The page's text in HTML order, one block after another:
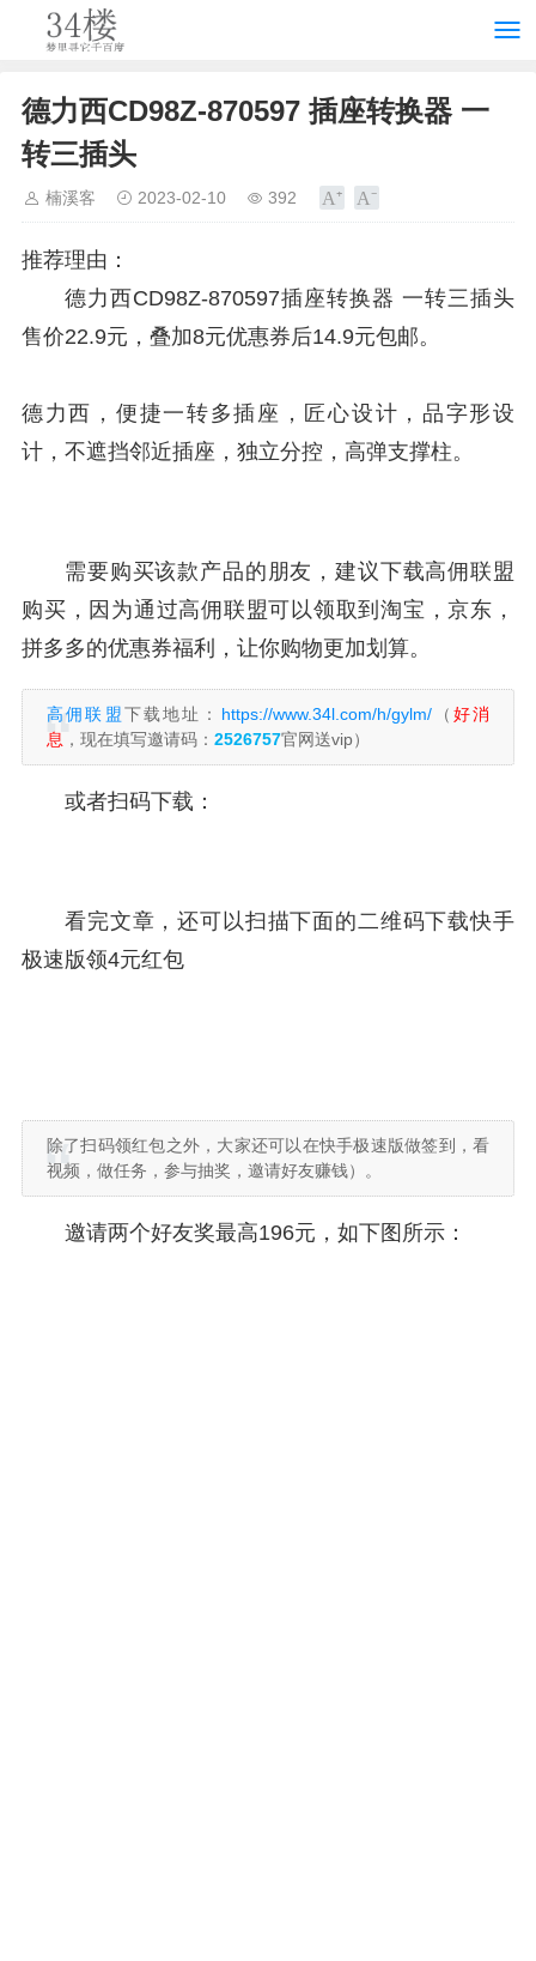
德力西CD98Z-870597 插座转换器 一
转三插头
楠溪客 2023-02-10 392
推荐理由：
德力西CD98Z-870597插座转换器 一转三插头
售价22.9元，叠加8元优惠券后14.9元包邮。
德力西，便捷一转多插座，匠心设计，品字形设
计，不遮挡邻近插座，独立分控，高弹支撑柱。
需要购买该款产品的朋友，建议下载高佣联盟
购买，因为通过高佣联盟可以领取到淘宝，京东，
拼多多的优惠券福利，让你购物更加划算。
高佣联盟下载地址： https://www.34l.com/h/gylm/（ 好消
息 ，现在填写邀请码： 2526757官网送vip）
或者扫码下载：
看完文章，还可以扫描下面的二维码下载快手
极速版领4元红包
除了扫码领红包之外，大家还可以在快手极速版做签到，看
视频，做任务，参与抽奖，邀请好友赚钱）。
邀请两个好友奖最高196元，如下图所示：